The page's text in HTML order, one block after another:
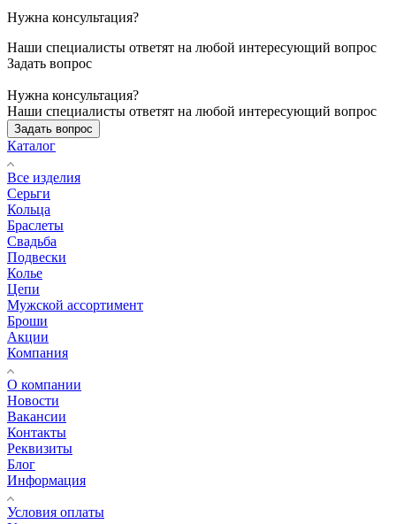
Нужна консультация?
Наши специалисты ответят на любой интересующий вопрос
Задать вопрос
Нужна консультация?
Наши специалисты ответят на любой интересующий вопрос
Задать вопрос
Каталог
Все изделия
Серьги
Кольца
Браслеты
Свадьба
Подвески
Колье
Цепи
Мужской ассортимент
Броши
Акции
Компания
О компании
Новости
Вакансии
Контакты
Реквизиты
Блог
Информация
Условия оплаты